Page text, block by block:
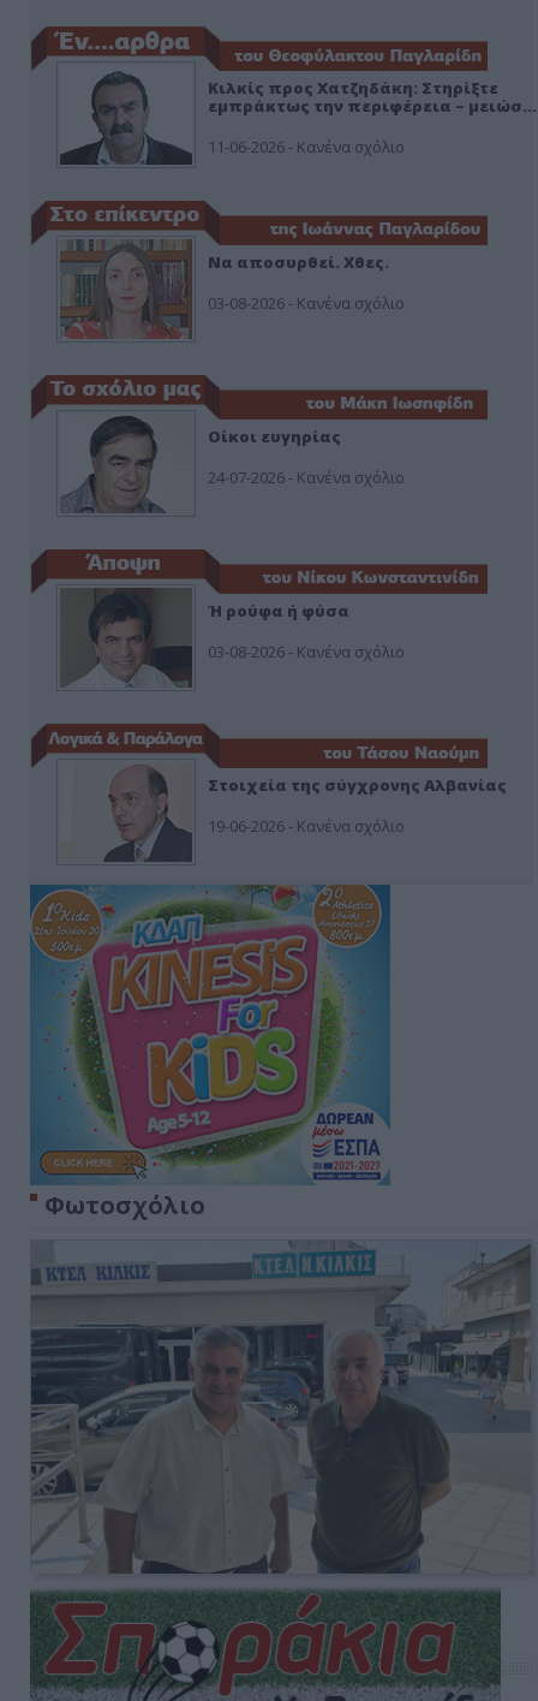
Κιλκίς προς Χατζηδάκη: Στηρίξτε
εμπράκτως την περιφέρεια – μειώσ…
11-06-2026 - Κανένα σχόλιο
Να αποσυρθεί. Χθες.
03-08-2026 - Κανένα σχόλιο
Οίκοι ευγηρίας
24-07-2026 - Κανένα σχόλιο
Ή ρούφα ή φύσα
03-08-2026 - Κανένα σχόλιο
Στοιχεία της σύγχρονης Αλβανίας
19-06-2026 - Κανένα σχόλιο
Φωτοσχόλιο